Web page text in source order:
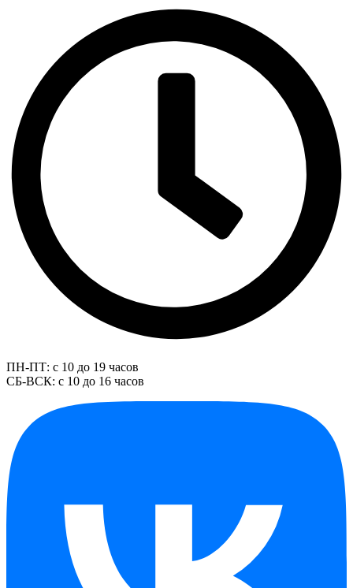
ПН-ПТ: с 10 до 19 часов
СБ-ВСК: с 10 до 16 часов